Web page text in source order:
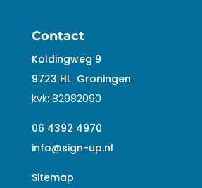
Contact
Koldingweg 9
9723 HL Groningen
kvk: 82982090
06 4392 4970
info@sign-up.nl
Sitemap